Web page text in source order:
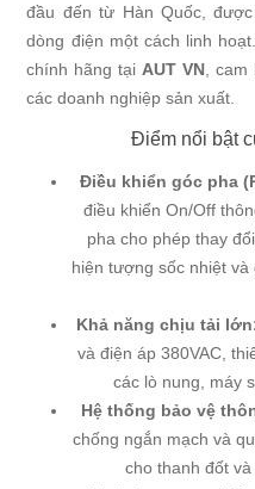
đầu đến từ Hàn Quốc,
dòng điện một cách linh
chính hãng tại AUT VN ,
các doanh nghiệp sản xuất.
Điểm nổi bật
Điều khiển góc pha
điều khiển On/Off
pha cho phép thay
hiện tượng sốc nhiệt
Khả năng chịu tải
và điện áp 380VAC,
các lò nung, máy
Hệ thống bảo vệ
chống ngắn mạch và
cho thanh đốt và